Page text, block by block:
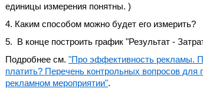
единицы измерения понятны. )
4. Каким способом можно будет его измерить?
5. В конце построить график "Результат -
Подробнее см. "Про эффективность рекламы.
платить? Перечень контрольных вопросов
рекламном мероприятии".